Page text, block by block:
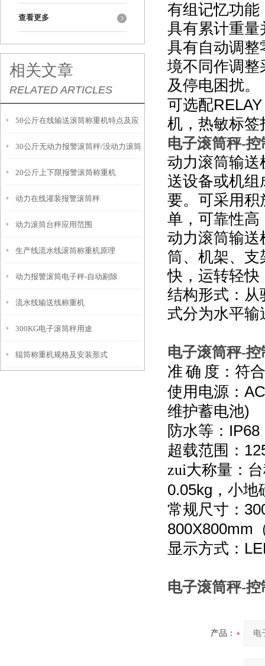
查看更多
相关文章
RELATED ARTICLES
50公斤在线输送滚筒称重机特点及应
用原理
30公斤无动力报警滚筒秤/没动力滚筒
称
20公斤上下限报警滚筒称重机
动力在线灌装报警滚筒秤
动力滚筒台秤应用范围
生产线流水线滚筒称重机原理
动力报警滚筒电子秤-自动剔除
流水线输送线称重机
300KG电子滚筒秤用途
辊筒称重机规格及安装形式
有组记忆功能
具有累计重量
具有自动调整
境不同作调整
及停电困扰。
可选配RELAY
机，热敏标签
电子滚筒秤-控
动力滚筒输送
送设备或机组
要。可采用积
单，可靠性高
动力滚筒输送
筒、机架、
快，运转轻快
结构形式：从
式分为水平输
电子滚筒秤-控
准 确 度：符合
使用电源：
维护蓄电池)
防水等： IP68
超载范围：
zui大称量：
0.05kg ，小地
常规尺寸：
800X800mm
显示方式：
电子滚筒秤-控
产品：